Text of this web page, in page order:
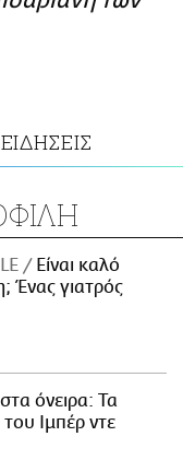
Είναι καλό
Ένας γιατρός
όνειρα: Τα
Ιμπέρ ντε